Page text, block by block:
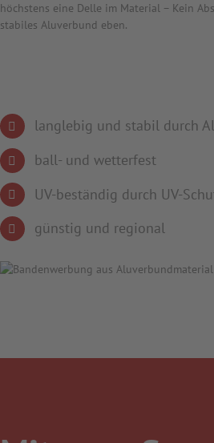
höchstens eine Delle im Material – Kein
stabiles Aluverbund eben.
langlebig und stabil durch
ball- und wetterfest
UV-beständig durch UV-
günstig und regional